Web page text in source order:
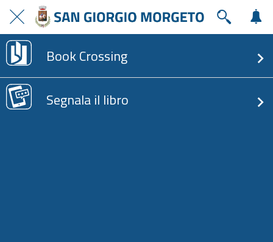
Book Crossing
Segnala il libro